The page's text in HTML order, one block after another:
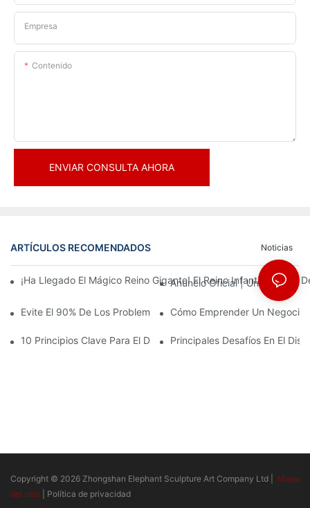
Empresa
Contenido
ENVIAR CONSULTA AHORA
ARTÍCULOS RECOMENDADOS Noticias
¡Ha Llegado El Mágico Reino Gigante! El Reino Infantil Modoqi
Anuncio Oficial | Un Primer
Evite El 90% De Los Problemas: Al Invertir En Un Centro
Cómo Emprender Un Negocio
10 Principios Clave Para El Diseño Exitoso De Un Parque
Principales Desafíos En El
Copyright © 2026 Zhongshan Elephant Sculpture Art Company Ltd |
Mapa
del sitio
Política de privacidad